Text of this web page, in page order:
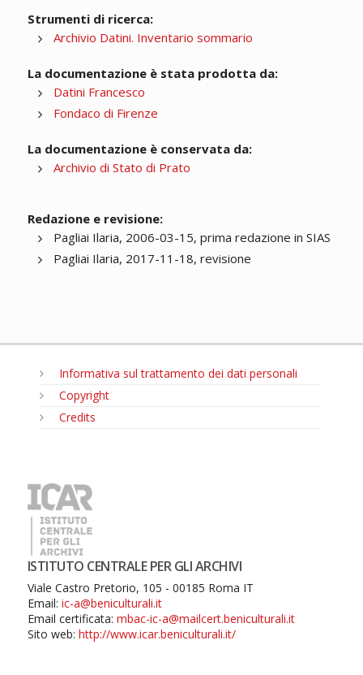
Strumenti di ricerca:
Archivio Datini. Inventario sommario
La documentazione è stata prodotta da:
Datini Francesco
Fondaco di Firenze
La documentazione è conservata da:
Archivio di Stato di Prato
Redazione e revisione:
Pagliai Ilaria, 2006-03-15, prima redazione in SIAS
Pagliai Ilaria, 2017-11-18, revisione
Informativa sul trattamento dei dati personali
Copyright
Credits
ISTITUTO CENTRALE PER GLI ARCHIVI
Viale Castro Pretorio, 105 - 00185 Roma IT
Email: ic-a@beniculturali.it
Email certificata: mbac-ic-a@mailcert.beniculturali.it
Sito web: http://www.icar.beniculturali.it/